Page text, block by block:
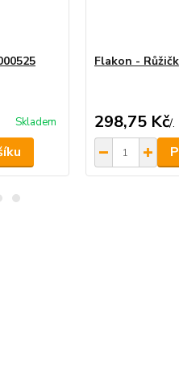
Skladem
Flakon -
298,75 Kč/.